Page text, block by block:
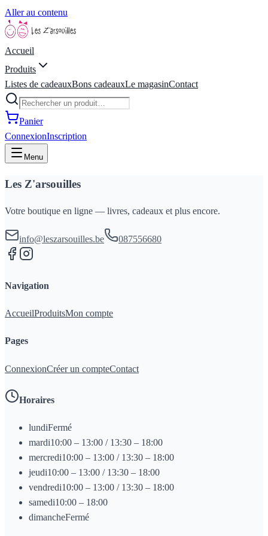
Aller au contenu
Accueil
Produits
Listes de cadeauxBons cadeauxLe magasinContact
Panier
ConnexionInscription
Menu
Les Z'arsouilles
Votre boutique en ligne — livres, cadeaux et plus encore.
info@leszarsouilles.be 087556680
Navigation
AccueilProduitsMon compte
Pages
ConnexionCréer un compteContact
Horaires
lundiFermé
mardi10:00 – 13:00 / 13:30 – 18:00
mercredi10:00 – 13:00 / 13:30 – 18:00
jeudi10:00 – 13:00 / 13:30 – 18:00
vendredi10:00 – 13:00 / 13:30 – 18:00
samedi10:00 – 18:00
dimancheFermé